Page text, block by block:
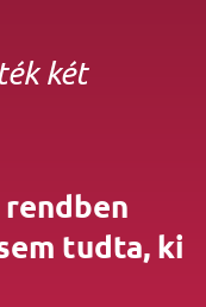
két
tudta, ki